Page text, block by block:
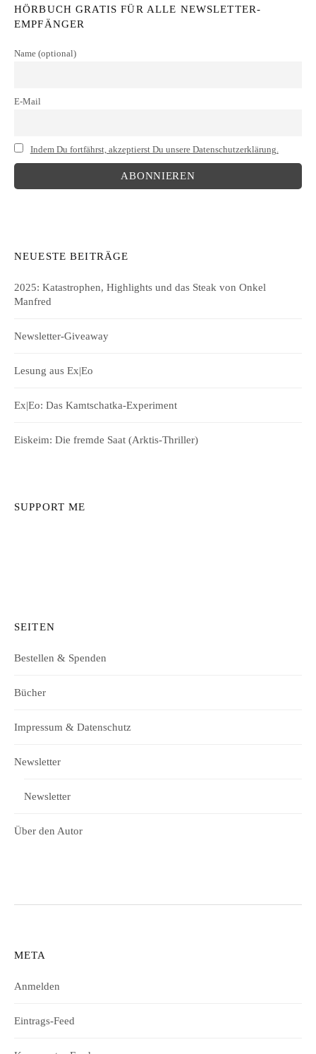
HÖRBUCH GRATIS FÜR ALLE NEWSLETTER-
EMPFÄNGER
Name (optional)
E-Mail
Indem Du fortfährst, akzeptierst Du unsere Datenschutzerklärung.
NEUESTE BEITRÄGE
2025: Katastrophen, Highlights und das Steak von Onkel
Manfred
Newsletter-Giveaway
Lesung aus Ex|Eo
Ex|Eo: Das Kamtschatka-Experiment
Eiskeim: Die fremde Saat (Arktis-Thriller)
SUPPORT ME
SEITEN
Bestellen & Spenden
Bücher
Impressum & Datenschutz
Newsletter
Newsletter
Über den Autor
META
Anmelden
Eintrags-Feed